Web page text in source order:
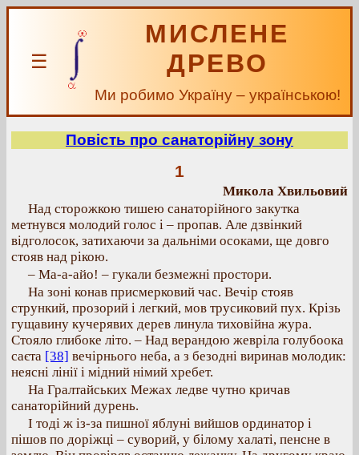
☰
МИСЛЕНЕ
ДРЕВО
Ми робимо Україну – українською!
Повість про санаторійну зону
1
Микола Хвильовий
Над сторожкою тишею санаторійного закутка
метнувся молодий голос і – пропав. Але дзвінкий
відголосок, затихаючи за дальніми осоками, ще довго
стояв над рікою.
– Ма-а-айо! – гукали безмежні простори.
На зоні конав присмерковий час. Вечір стояв
стрункий, прозорий і легкий, мов трусиковий пух. Крізь
гущавину кучерявих дерев линула тиховійна жура.
Стояло глибоке літо. – Над верандою жевріла голубоока
саєта [38] вечірнього неба, а з безодні виринав молодик:
неясні лінії і мідний німий хребет.
На Гралтайських Межах ледве чутно кричав
санаторійний дурень.
І тоді ж із-за пишної яблуні вийшов ординатор і
пішов по доріжці – суворий, у білому халаті, пенсне в